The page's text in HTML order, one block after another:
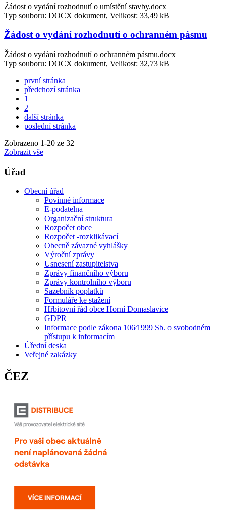
Žádost o vydání rozhodnutí o umístění stavby.docx
Typ souboru: DOCX dokument, Velikost: 33,49 kB
Žádost o vydání rozhodnutí o ochranném pásmu
Žádost o vydání rozhodnutí o ochranném pásmu.docx
Typ souboru: DOCX dokument, Velikost: 32,73 kB
první stránka
předchozí stránka
1
2
další stránka
poslední stránka
Zobrazeno 1-20 ze 32
Zobrazit vše
Úřad
Obecní úřad
Povinné informace
E-podatelna
Organizační struktura
Rozpočet obce
Rozpočet -rozklikávací
Obecně závazné vyhlášky
Výroční zprávy
Usnesení zastupitelstva
Zprávy finančního výboru
Zprávy kontrolního výboru
Sazebník poplatků
Formuláře ke stažení
Hřbitovní řád obce Horní Domaslavice
GDPR
Informace podle zákona 106⁄1999 Sb. o svobodném
přístupu k informacím
Úřední deska
Veřejné zakázky
ČEZ